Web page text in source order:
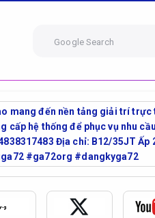
Google Search
mang đến nền tảng giải trí
cấp hệ thống để phục vụ nhu
Địa chỉ: B12/35JT
#ga72org #dangkyga72